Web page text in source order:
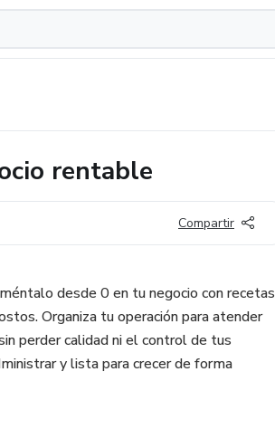
rentable
Compartir
desde 0 en tu negocio con recetas
Organiza tu operación para atender
perder calidad ni el control de tus
y lista para crecer de forma